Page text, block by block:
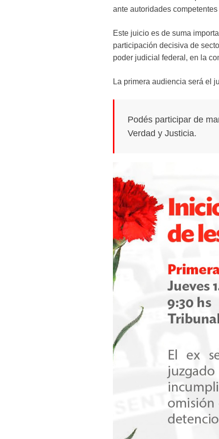
ante autoridades
Este juicio es de suma
participación decisiva de
poder judicial federal, en la
La primera audiencia será el
Podés participar de
Verdad y Justicia.